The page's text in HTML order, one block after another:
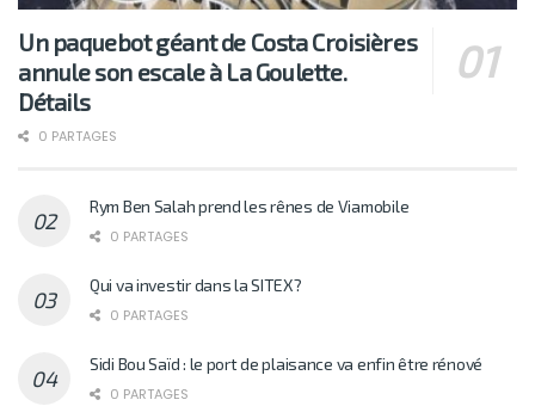
Un paquebot géant de Costa Croisières
annule son escale à La Goulette.
Détails
0 PARTAGES
Rym Ben Salah prend les rênes de Viamobile
0 PARTAGES
Qui va investir dans la SITEX?
0 PARTAGES
Sidi Bou Saïd : le port de plaisance va enfin être rénové
0 PARTAGES